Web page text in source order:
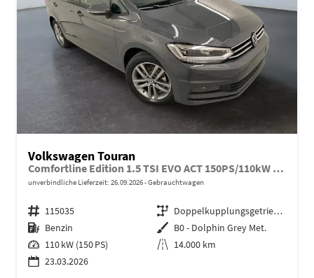
Volkswagen Touran
Comfortline Edition 1.5 TSI EVO ACT 150PS/110kW DSG7 2026 +AHK+TRAILER ASSIST+APP-Connect+RFK+17"ALU+SHZ
unverbindliche Lieferzeit: 26.09.2026 Gebrauchtwagen
Fahrzeugnr. 115035 Getriebe
Doppelkupplungsgetriebe (DSG)
Kraftstoff Benzin Außenfarbe B0 - Dolphin Grey Met.
Leistung 110 kW (150 PS) Kilometerstand 14.000 km
23.03.2026